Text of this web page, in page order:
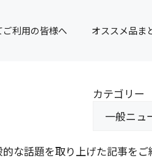
ご利用の皆様へ オススメ品ま
カテゴリー
な話題を取り上げた記事をご